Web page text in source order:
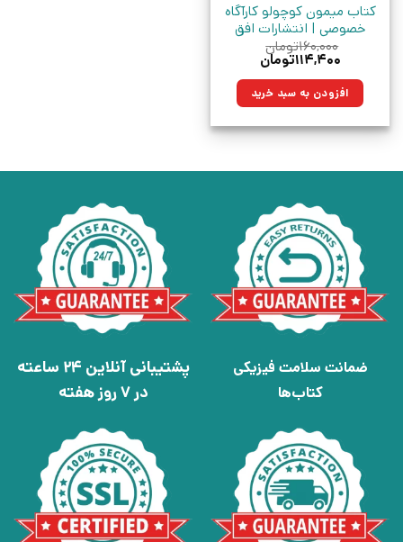
کتاب میمون کوچولو کارآگاه
خصوصی | انتشارات افق
۱۶۰,۰۰۰تومان
قیمت
۱۶۰,۰۰۰تومان
بود.
۱۱۴,۴۰۰تومان
۱۱۴,۴۰۰تومان.افزودن به سبد خرید
ضمانت سلامت فیزیکی
کتاب‌ها
پشتیبانی آنلاین 24 ساعته
در 7 روز هفته